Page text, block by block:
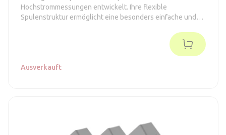
Hochstrommessungen entwickelt. Ihre flexible
Spulenstruktur ermöglicht eine besonders einfache und
Stromeingang von 1500 A mit einem Sekundärausgang von
40 mA und ist vollständig kompatibel mit den Stromzählern
Ausverkauft